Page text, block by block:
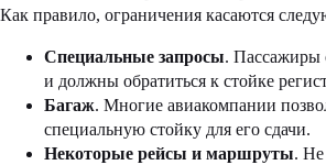
Как правило, ограничения касаются
Специальные запросы. Пассажиры
и должны обратиться к стойке
Багаж. Многие авиакомпании
специальную стойку для его сдачи.
Некоторые рейсы и маршруты. Не